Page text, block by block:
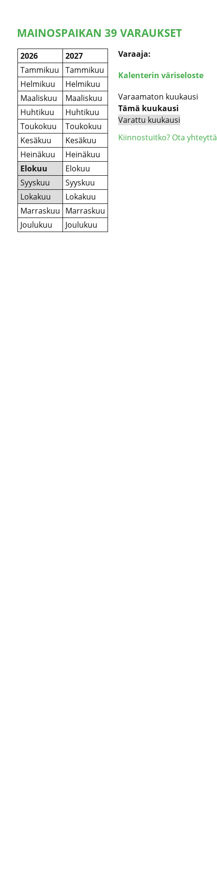
MAINOSPAIKAN 39 VARAUKSET
2026
2027
Tammikuu
Tammikuu
Helmikuu
Helmikuu
Maaliskuu
Maaliskuu
Huhtikuu
Huhtikuu
Toukokuu
Toukokuu
Kesäkuu
Kesäkuu
Heinäkuu
Heinäkuu
Elokuu
Elokuu
Syyskuu
Syyskuu
Lokakuu
Lokakuu
Marraskuu Marraskuu
Joulukuu
Joulukuu
Varaaja:
Kalenterin väriseloste
Varaamaton kuukausi
Tämä kuukausi
Varattu kuukausi
Kiinnostuitko? Ota yhteyttä